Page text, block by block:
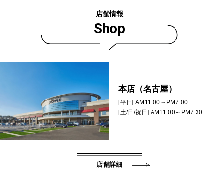
店舗情報
Shop
本店（名古屋）
[平日] AM11:00～PM7:00
[土/日/祝日] AM11:00～PM7:30
店舗詳細